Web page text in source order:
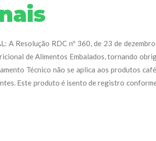
A Resolução RDC nº 360, de 23 de
de Alimentos Embalados, tornando
Técnico não se aplica aos produtos
Este produto é isento de registro